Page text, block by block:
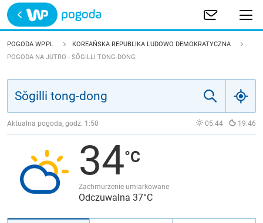
Trwa ładowanie
POLSKA
JAKOŚĆ POWIETRZA
POGODA WP.PL
KOREAŃSKA REPUBLIKA LUDOWO DEMOKRATYCZNA
POGODA NA JUTRO - SŎGILLI TONG-DONG
Aktualna pogoda, godz. 1:50 05:44 19:46
34
Zachmurzenie umiarkowane
Odczuwalna 37°C